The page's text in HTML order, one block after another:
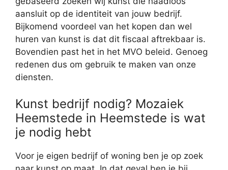
aansluit op de identiteit van jouw bedrijf.
Bijkomend voordeel van het kopen dan wel
huren van kunst is dat dit fiscaal aftrekbaar is.
Bovendien past het in het MVO beleid. Genoeg
redenen dus om gebruik te maken van onze
diensten.
Kunst bedrijf nodig? Mozaiek
Heemstede in Heemstede is wat
je nodig hebt
Voor je eigen bedrijf of woning ben je op zoek